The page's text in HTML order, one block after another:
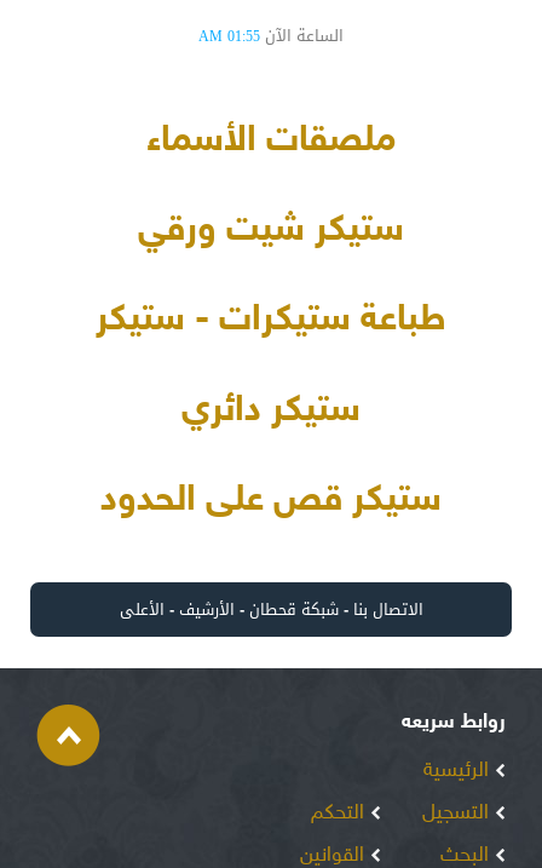
الساعة الآن 01:55 AM
ملصقات الأسماء
ستيكر شيت ورقي
طباعة ستيكرات - ستيكر
ستيكر دائري
ستيكر قص على الحدود
الاتصال بنا -شبكة قحطان- الأرشيف- الأعلى
روابط سريعه
الرئيسية
التسجيل
البحث
التحكم
القوانين